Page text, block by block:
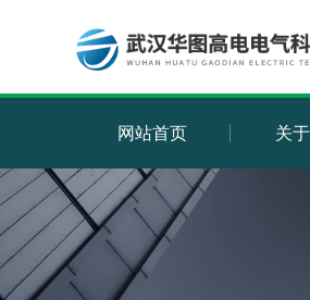
网站首页 关